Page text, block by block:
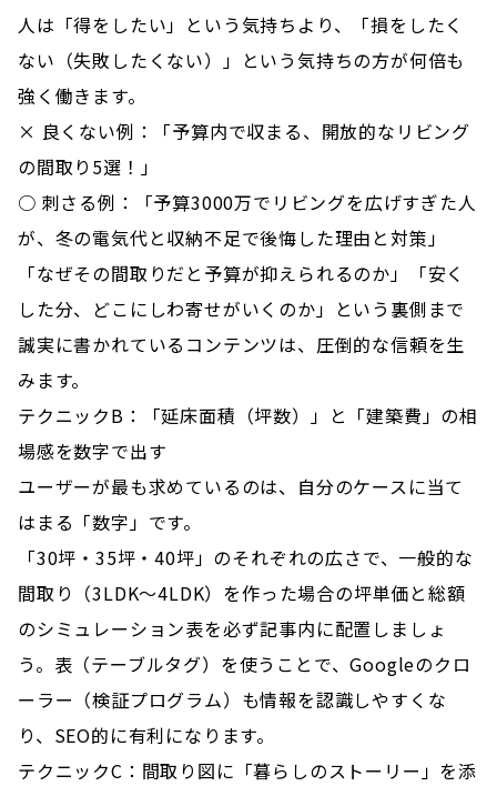
人は「得をしたい」という気持ちより、「損をしたく
ない（失敗したくない）」という気持ちの方が何倍も
強く働きます。
× 良くない例：「予算内で収まる、開放的なリビング
の間取り5選！」
○ 刺さる例：「予算3000万でリビングを広げすぎた人
が、冬の電気代と収納不足で後悔した理由と対策」
「なぜその間取りだと予算が抑えられるのか」「安く
した分、どこにしわ寄せがいくのか」という裏側まで
誠実に書かれているコンテンツは、圧倒的な信頼を生
みます。
テクニックB：「延床面積（坪数）」と「建築費」の相
場感を数字で出す
ユーザーが最も求めているのは、自分のケースに当て
はまる「数字」です。
「30坪・35坪・40坪」のそれぞれの広さで、一般的な
間取り（3LDK〜4LDK）を作った場合の坪単価と総額
のシミュレーション表を必ず記事内に配置しましょ
う。表（テーブルタグ）を使うことで、Googleのクロ
ーラー（検証プログラム）も情報を認識しやすくな
り、SEO的に有利になります。
テクニックC：間取り図に「暮らしのストーリー」を添